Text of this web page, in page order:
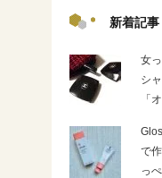
新着記事
女
シ
「
で
っぺ